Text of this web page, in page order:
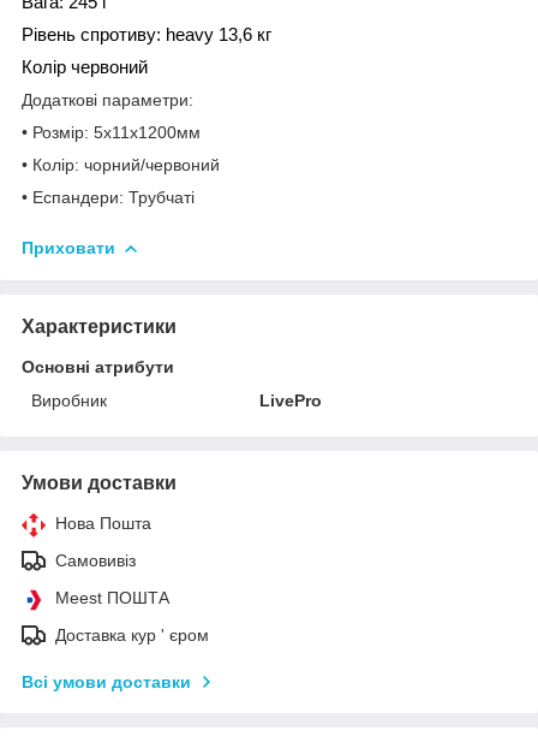
Рівень спротиву: heavy 13,6 кг
Колір червоний
Додаткові параметри:
• Розмір: 5х11х1200мм
• Колір: чорний/червоний
• Еспандери: Трубчаті
Приховати
Характеристики
Основні атрибути
Виробник
LivePro
Умови доставки
Нова Пошта
Самовивіз
Meest ПОШТА
Доставка кур ' єром
Всі умови доставки